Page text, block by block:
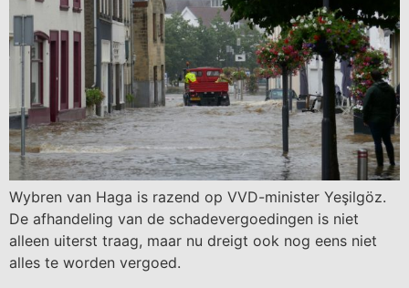
Wybren van Haga is razend op VVD-minister Yeşilgöz.
De afhandeling van de schadevergoedingen is niet
alleen uiterst traag, maar nu dreigt ook nog eens niet
alles te worden vergoed.